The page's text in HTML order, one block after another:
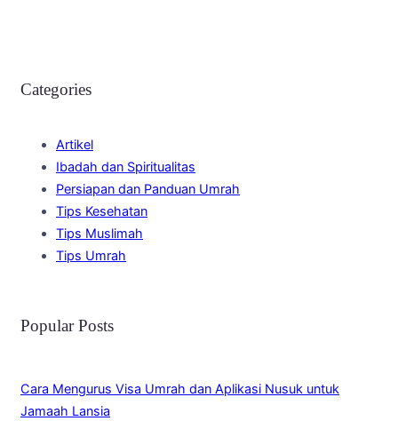
Categories
Artikel
Ibadah dan Spiritualitas
Persiapan dan Panduan Umrah
Tips Kesehatan
Tips Muslimah
Tips Umrah
Popular Posts
Cara Mengurus Visa Umrah dan Aplikasi Nusuk untuk
Jamaah Lansia